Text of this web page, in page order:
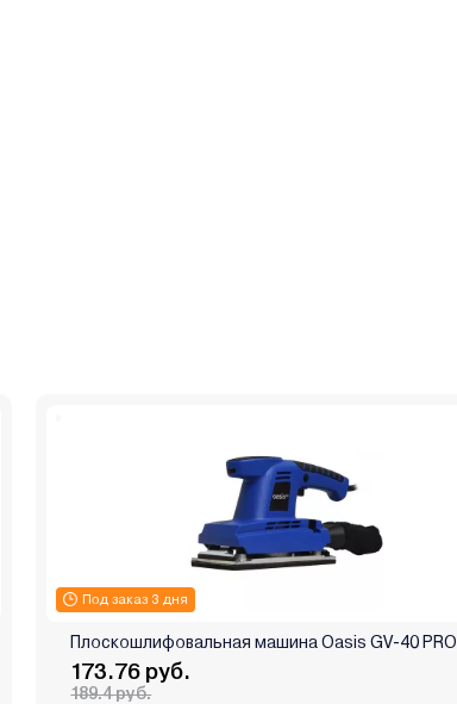
Под заказ 3 дня
Плоскошлифовальная машина Oasis GV-40 PRO
173.76 руб.
189.4 руб.